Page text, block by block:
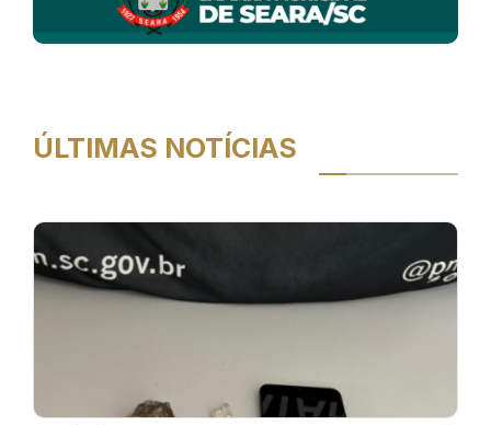
ÚLTIMAS NOTÍCIAS